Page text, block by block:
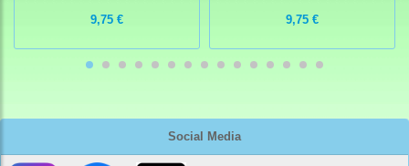
Social Media
9,75 € 9,75 €